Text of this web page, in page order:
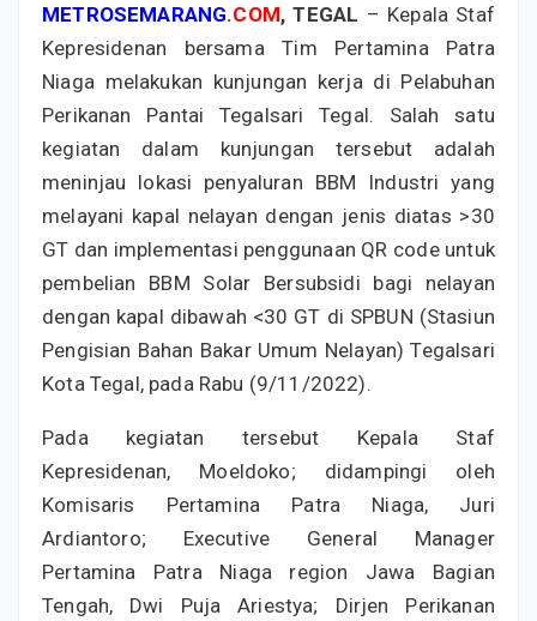
METROSEMARANG.COM, TEGAL – Kepala Staf
Kepresidenan bersama Tim Pertamina Patra
Niaga melakukan kunjungan kerja di Pelabuhan
Perikanan Pantai Tegalsari Tegal. Salah satu
kegiatan dalam kunjungan tersebut adalah
meninjau lokasi penyaluran BBM Industri yang
melayani kapal nelayan dengan jenis diatas >30
GT dan implementasi penggunaan QR code untuk
pembelian BBM Solar Bersubsidi bagi nelayan
dengan kapal dibawah <30 GT di SPBUN (Stasiun
Pengisian Bahan Bakar Umum Nelayan) Tegalsari
Kota Tegal, pada Rabu (9/11/2022).
Pada kegiatan tersebut Kepala Staf
Kepresidenan, Moeldoko; didampingi oleh
Komisaris Pertamina Patra Niaga, Juri
Ardiantoro; Executive General Manager
Pertamina Patra Niaga region Jawa Bagian
Tengah, Dwi Puja Ariestya; Dirjen Perikanan